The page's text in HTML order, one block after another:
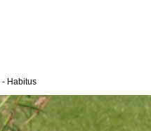
- Habitus